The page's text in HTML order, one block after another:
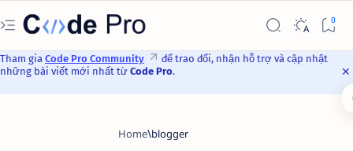
Tham gia Code Pro Community
để trao đổi, nhận hỗ trợ và cập nhật
những bài viết mới nhất từ Code Pro.
Home blogger